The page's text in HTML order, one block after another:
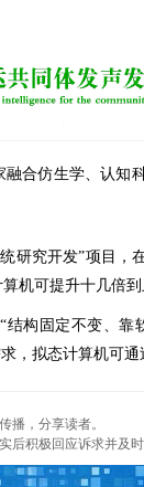
仿生学、认知
究开发”项目，
机可提升十几倍到
固定不变、靠
，拟态计算机可通
播，分享读者。
积极回应诉求并及